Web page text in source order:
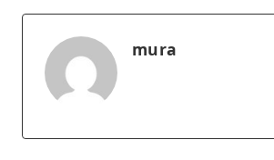
mura